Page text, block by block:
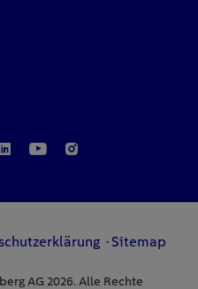
Sitemap
AG 2026. Alle Rechte